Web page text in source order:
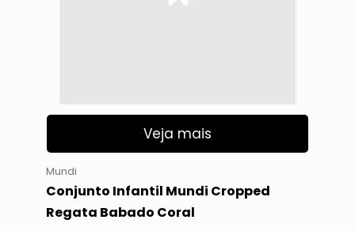
Veja mais
Mundi
Conjunto Infantil Mundi Cropped
Regata Babado Coral